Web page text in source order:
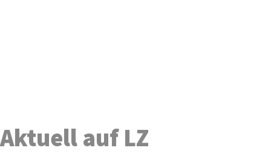
Aktuell auf LZ